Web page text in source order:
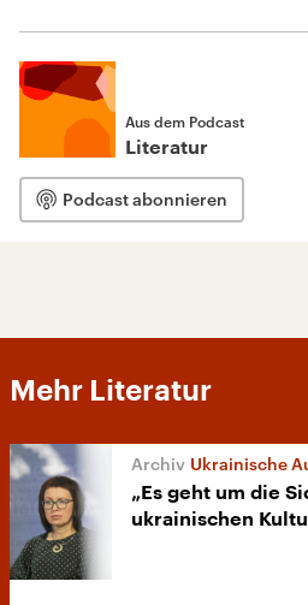
Aus dem Podcast
Literatur
Podcast abonnieren
Mehr Literatur
Ukrainische
„Es geht um die
ukrainischen